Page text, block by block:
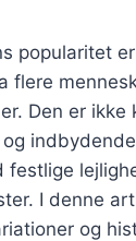
popularitet
flere
Den er ikke
festlige
I denne
og